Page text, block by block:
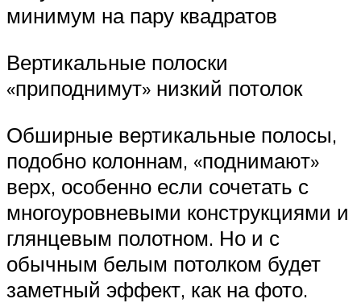
минимум на пару квадратов
Вертикальные полоски
«приподнимут» низкий потолок
Обширные вертикальные полосы,
подобно колоннам, «поднимают»
верх, особенно если сочетать с
многоуровневыми конструкциями и
глянцевым полотном. Но и с
обычным белым потолком будет
заметный эффект, как на фото.